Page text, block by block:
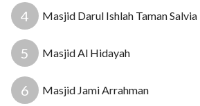
4 Masjid Darul Ishlah Taman Salvia
5 Masjid Al Hidayah
6 Masjid Jami Arrahman